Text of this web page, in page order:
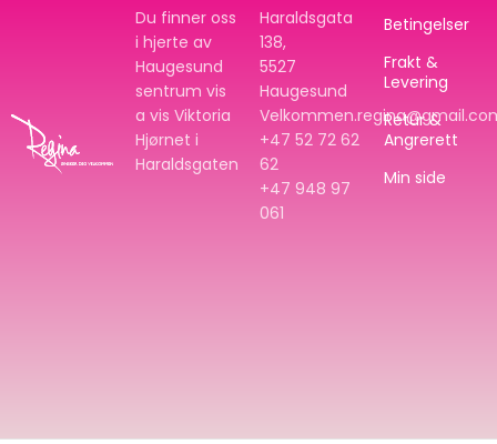
Du finner oss
i hjerte av
Haugesund
sentrum vis
a vis Viktoria
Hjørnet i
Haraldsgaten
Haraldsgata
138,
5527
Haugesund
+47 52 72 62
62
+47 948 97
061
Betingelser
Frakt &
Levering
Retur &
Angrerett
Min side